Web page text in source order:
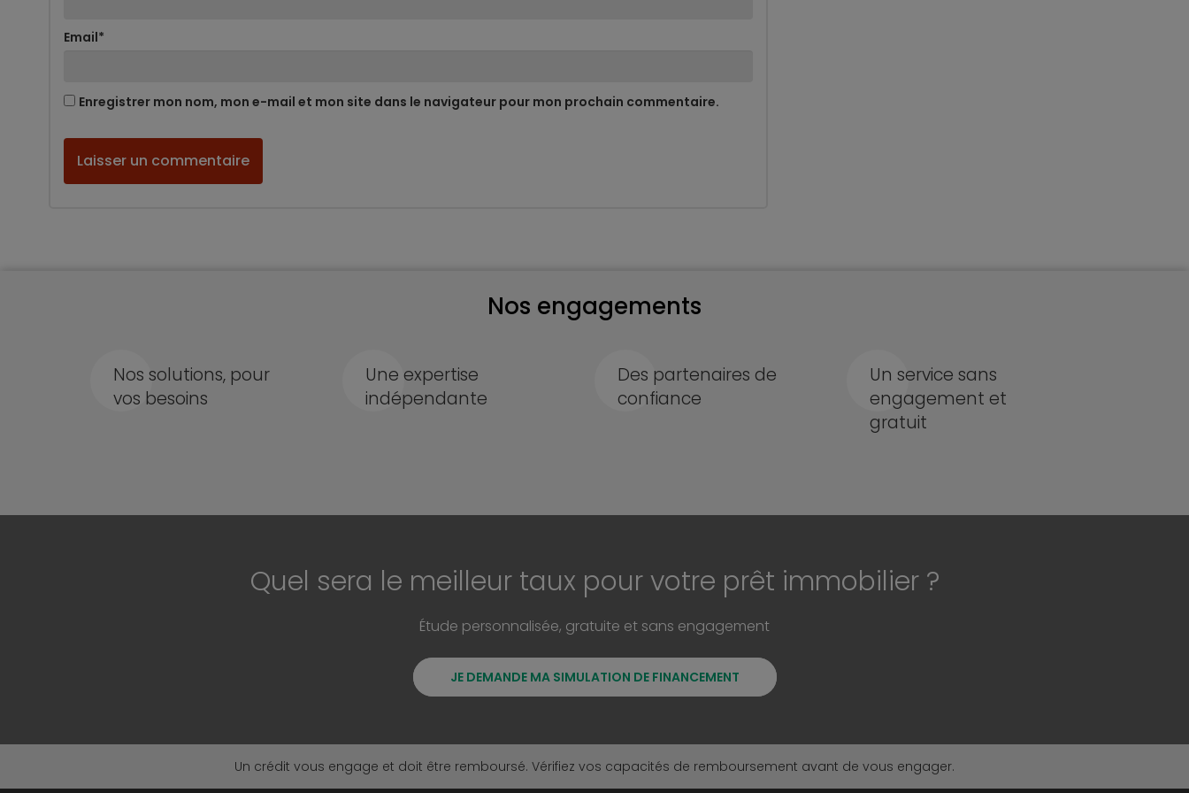
Email*
Enregistrer mon nom, mon e-mail et mon site dans le navigateur pour mon prochain commentaire.
Nos engagements
Nos solutions, pour
vos besoins
Une expertise
indépendante
Des partenaires de
confiance
Un service sans
engagement et
gratuit
Quel sera le meilleur taux pour votre prêt immobilier ?
Étude personnalisée, gratuite et sans engagement
JE DEMANDE MA SIMULATION DE FINANCEMENT
Un crédit vous engage et doit être remboursé. Vérifiez vos capacités de remboursement avant de vous engager.